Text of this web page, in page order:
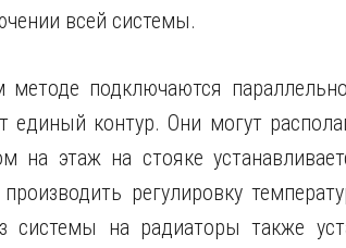
всей системы.
подключаются
единый контур. Они могут
на этаж на стояке
регулировку
системы на радиаторы также